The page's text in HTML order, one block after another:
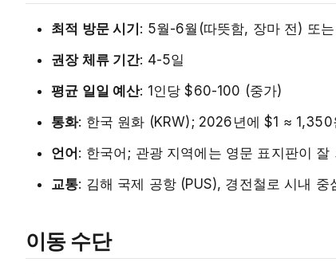
최적 방문 시기: 5월-6월(따뜻함, 장마 전) 또
권장 체류 기간: 4-5일
평균 일일 예산: 1인당 $60-100 (중가)
통화: 한국 원화 (KRW); 2026년에 $1 ≈ 1,350
언어: 한국어; 관광 지역에는 영문 표지판이 잘
교통: 김해 국제 공항 (PUS), 경전철로 시내
이동 수단